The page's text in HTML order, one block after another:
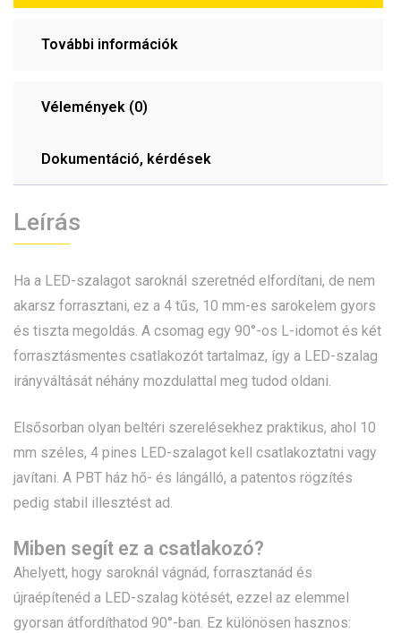
További információk
Vélemények (0)
Dokumentáció, kérdések
Leírás
Ha a LED-szalagot saroknál szeretnéd elfordítani, de nem
akarsz forrasztani, ez a 4 tűs, 10 mm-es sarokelem gyors
és tiszta megoldás. A csomag egy 90°-os L-idomot és két
forrasztásmentes csatlakozót tartalmaz, így a LED-szalag
irányváltását néhány mozdulattal meg tudod oldani.
Elsősorban olyan beltéri szerelésekhez praktikus, ahol 10
mm széles, 4 pines LED-szalagot kell csatlakoztatni vagy
javítani. A PBT ház hő- és lángálló, a patentos rögzítés
pedig stabil illesztést ad.
Miben segít ez a csatlakozó?
Ahelyett, hogy saroknál vágnád, forrasztanád és
újraépítenéd a LED-szalag kötését, ezzel az elemmel
gyorsan átfordíthatod 90°-ban. Ez különösen hasznos: